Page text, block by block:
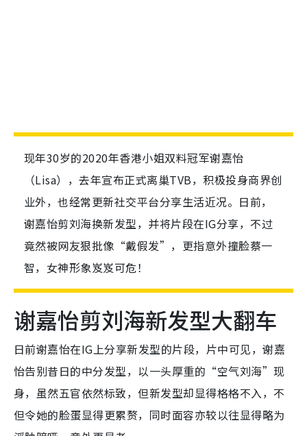
现年30岁的2020年香港小姐双料冠军谢嘉怡
（Lisa），去年宣布正式离巢TVB，积极投身商界创
业外，也经常更新社交平台分享生活近况。日前，
谢嘉怡剪刘海换新发型，并将片段在IG分享，不过
竟然被网友狠批像“戴假发”，更指意外撞脸蔡一
智，女神形象岌岌可危！
谢嘉怡剪刘海新发型大翻车
日前谢嘉怡在IG上分享新发型的片段，片中可见，谢嘉
怡告别昔日的中分发型，以一头厚重的“空气刘海”现
身，虽然五官依然标致，但新发型却显得格格不入，不
但令她的脸蛋显得更累赘，同时面容亦较以往显得略为